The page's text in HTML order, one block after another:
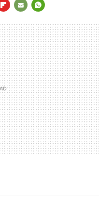
MAIL